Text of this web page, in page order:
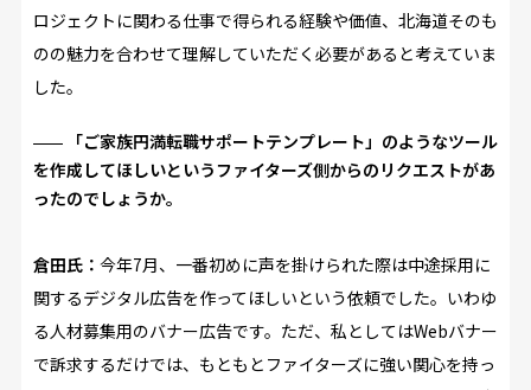
ロジェクトに関わる仕事で得られる経験や価値、北海道そのも
のの魅力を合わせて理解していただく必要があると考えていま
した。
「ご家族円満転職サポートテンプレート」のようなツール
を作成してほしいというファイターズ側からのリクエストがあ
ったのでしょうか。
倉田氏： 今年7月、一番初めに声を掛けられた際は中途採用に
関するデジタル広告を作ってほしいという依頼でした。いわゆ
る人材募集用のバナー広告です。ただ、私としてはWebバナー
で訴求するだけでは、もともとファイターズに強い関心を持っ